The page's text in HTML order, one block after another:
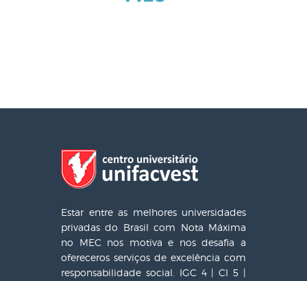
Estar entre as melhores universidades
privadas do Brasil com Nota Máxima
no MEC nos motiva e nos desafia a
ofereceros serviços de excelência com
responsabilidade social. IGC 4 | CI 5 |